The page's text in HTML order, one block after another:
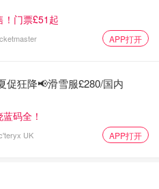
入，揉面，大概10分钟
手可以手沾适量的面
后加入提子干揉一
！门票£51起
APP打开
促狂降📢滑雪服£280/国内
码全！
UK APP打开